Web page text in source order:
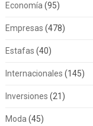
Economía(95)
Empresas (478)
Estafas (40)
Internacionales (145)
Inversiones (21)
Moda(45)